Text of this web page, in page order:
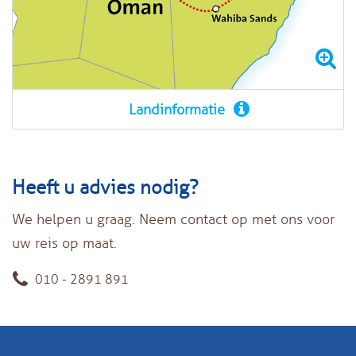
Landinformatie
Heeft u advies nodig?
We helpen u graag. Neem contact op met ons voor
uw reis op maat.
010 - 2891 891